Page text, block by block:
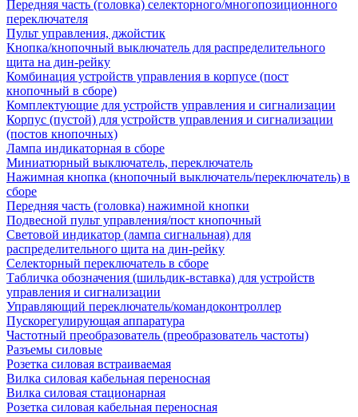
Передняя часть (головка) селекторного/многопозиционного
переключателя
Пульт управления, джойстик
Кнопка/кнопочный выключатель для распределительного
щита на дин-рейку
Комбинация устройств управления в корпусе (пост
кнопочный в сборе)
Комплектующие для устройств управления и сигнализации
Корпус (пустой) для устройств управления и сигнализации
(постов кнопочных)
Лампа индикаторная в сборе
Миниатюрный выключатель, переключатель
Нажимная кнопка (кнопочный выключатель/переключатель) в
сборе
Передняя часть (головка) нажимной кнопки
Подвесной пульт управления/пост кнопочный
Световой индикатор (лампа сигнальная) для
распределительного щита на дин-рейку
Селекторный переключатель в сборе
Табличка обозначения (шильдик-вставка) для устройств
управления и сигнализации
Управляющий переключатель/командоконтроллер
Пускорегулирующая аппаратура
Частотный преобразователь (преобразователь частоты)
Разъемы силовые
Розетка силовая встраиваемая
Вилка силовая кабельная переносная
Вилка силовая стационарная
Розетка силовая кабельная переносная